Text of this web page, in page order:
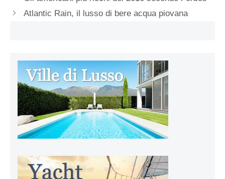
Atlantic Rain, il lusso di bere acqua piovana